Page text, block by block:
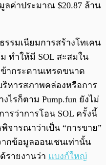
ลค่าประมาณ $20.87 ล้าน
รรมเนียมการสร้างโทเคน
ทำให้มี SOL สะสมใน
ากระดานเทรดขนาด
หารสภาพคล่องหรือการ
ไรก็ตาม Pump.fun ยังไม่
รว่าการโอน SOL ครั้งนี้
จารณาว่าเป็น “การขาย”
กข้อมูลออนเชนเท่านั้น
รายงานว่า แบงก์ใหญ่